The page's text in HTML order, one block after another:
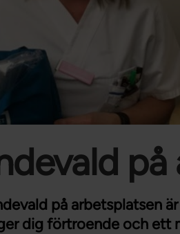
på arbetsplatsen
dig förtroende och ett